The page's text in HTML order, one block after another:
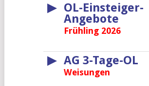
▶
OL-Einsteiger-
Angebote
Frühling 2026
▶ AG 3-Tage-OL
Weisungen